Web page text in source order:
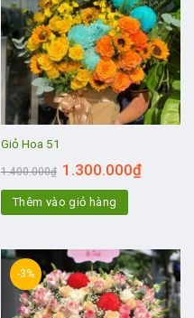
Giỏ Hoa 51
1.400.000₫ 1.300.000₫
Thêm vào giỏ hàng
-3%